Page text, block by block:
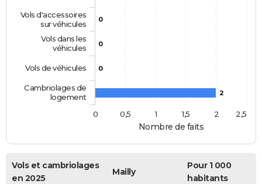
Nombre de faits
0
0
0
2
Vols d'accessoires
sur véhicules
Vols dans les
véhicules
Vols de véhicules
Cambriolages de
logement
0
0,5 1 1,5 2 2,5
Vols et cambriolages
en 2025
Mailly
Pour 1 000
habitants